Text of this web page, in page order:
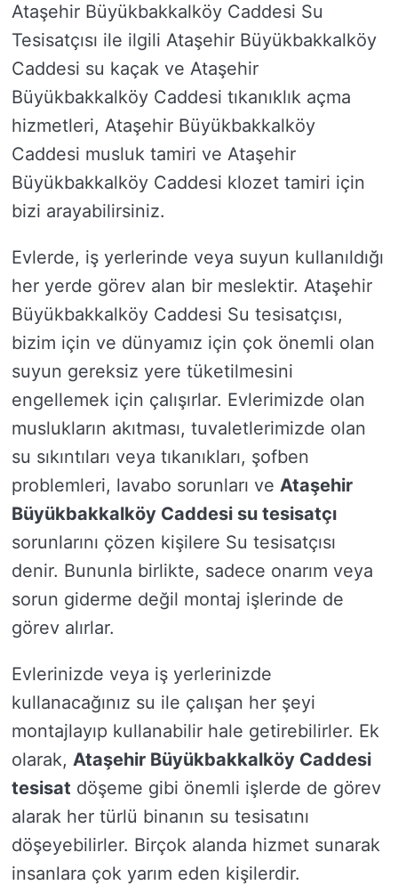
Ataşehir Büyükbakkalköy Caddesi Su
Tesisatçısı ile ilgili Ataşehir Büyükbakkalköy
Caddesi su kaçak ve Ataşehir
Büyükbakkalköy Caddesi tıkanıklık açma
hizmetleri, Ataşehir Büyükbakkalköy
Caddesi musluk tamiri ve Ataşehir
Büyükbakkalköy Caddesi klozet tamiri için
bizi arayabilirsiniz.
Evlerde, iş yerlerinde veya suyun kullanıldığı
her yerde görev alan bir meslektir. Ataşehir
Büyükbakkalköy Caddesi Su tesisatçısı,
bizim için ve dünyamız için çok önemli olan
suyun gereksiz yere tüketilmesini
engellemek için çalışırlar. Evlerimizde olan
muslukların akıtması, tuvaletlerimizde olan
su sıkıntıları veya tıkanıkları, şofben
problemleri, lavabo sorunları ve Ataşehir
Büyükbakkalköy Caddesi su tesisatçı
sorunlarını çözen kişilere Su tesisatçısı
denir. Bununla birlikte, sadece onarım veya
sorun giderme değil montaj işlerinde de
görev alırlar.
Evlerinizde veya iş yerlerinizde
kullanacağınız su ile çalışan her şeyi
montajlayıp kullanabilir hale getirebilirler. Ek
olarak, Ataşehir Büyükbakkalköy Caddesi
tesisat döşeme gibi önemli işlerde de görev
alarak her türlü binanın su tesisatını
döşeyebilirler. Birçok alanda hizmet sunarak
insanlara çok yarım eden kişilerdir.